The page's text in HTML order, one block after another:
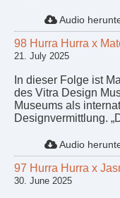
Audio
98 Hurra Hurra x
21. July 2025
In dieser Folge ist
des Vitra Design
Museums als
Designvermittlung.
Audio
97 Hurra Hurra x
30. June 2025